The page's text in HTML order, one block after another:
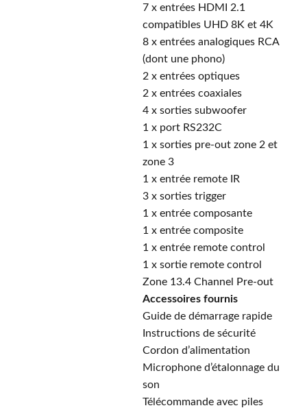
7 x entrées HDMI 2.1
compatibles UHD 8K et 4K
8 x entrées analogiques RCA
(dont une phono)
2 x entrées optiques
2 x entrées coaxiales
4 x sorties subwoofer
1 x port RS232C
1 x sorties pre-out zone 2 et
zone 3
1 x entrée remote IR
3 x sorties trigger
1 x entrée composante
1 x entrée composite
1 x entrée remote control
1 x sortie remote control
Zone 13.4 Channel Pre-out
Accessoires fournis
Guide de démarrage rapide
Instructions de sécurité
Cordon d’alimentation
Microphone d’étalonnage du
son
Télécommande avec piles